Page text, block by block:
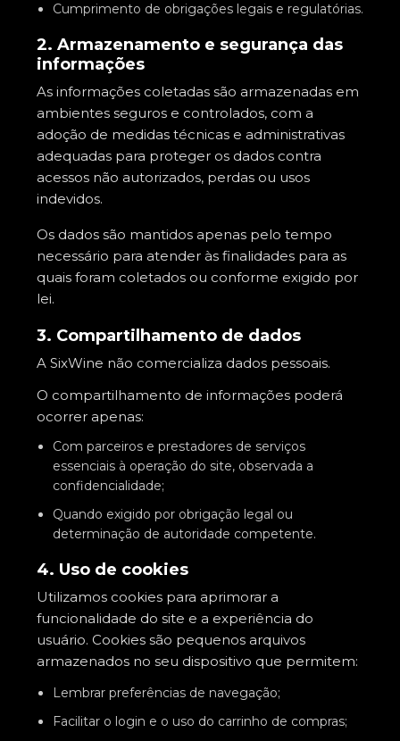
Cumprimento de obrigações legais e regulatórias.
2. Armazenamento e segurança das
informações
As informações coletadas são armazenadas em
ambientes seguros e controlados, com a
adoção de medidas técnicas e administrativas
adequadas para proteger os dados contra
acessos não autorizados, perdas ou usos
indevidos.
Os dados são mantidos apenas pelo tempo
necessário para atender às finalidades para as
quais foram coletados ou conforme exigido por
lei.
3. Compartilhamento de dados
A SixWine não comercializa dados pessoais.
O compartilhamento de informações poderá
ocorrer apenas:
Com parceiros e prestadores de serviços
essenciais à operação do site, observada a
confidencialidade;
Quando exigido por obrigação legal ou
determinação de autoridade competente.
4. Uso de cookies
Utilizamos cookies para aprimorar a
funcionalidade do site e a experiência do
usuário. Cookies são pequenos arquivos
armazenados no seu dispositivo que permitem:
Lembrar preferências de navegação;
Facilitar o login e o uso do carrinho de compras;